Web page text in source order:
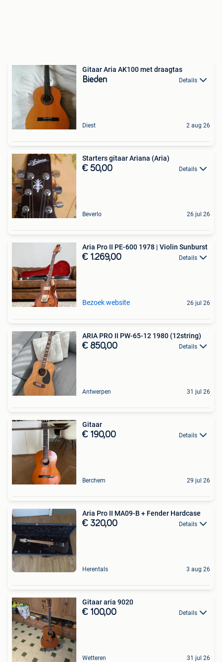
Gitaar Aria AK100 met draagtas
Bieden Details
Diest 2 aug 26
Starters gitaar Ariana (Aria)
€ 50,00 Details
Beverlo 26 jul 26
Aria Pro II PE-600 1978 | Violin Sunburst
€ 1.269,00 Details
Bezoek website 26 jul 26
ARIA PRO II PW-65-12 1980 (12string)
€ 850,00 Details
Antwerpen 31 jul 26
Gitaar
€ 190,00 Details
Berchem 29 jul 26
Aria Pro II MA09-B + Fender Hardcase
€ 320,00 Details
Herentals 3 aug 26
Gitaar aria 9020
€ 100,00 Details
Wetteren 31 jul 26